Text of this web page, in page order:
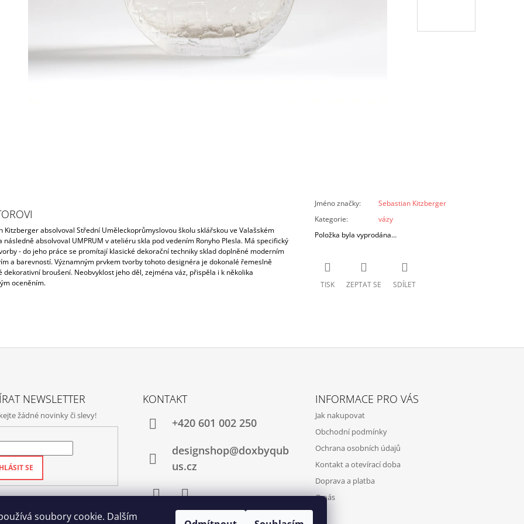
soubory cookie. Dalším
Kitzberger absolvoval Střední Uměleckoprůmyslovou školu sklářskou ve Valašském
následně absolvoval UMPRUM v ateliéru skla pod vedením Ronyho Plesla. Má specifický
- do jeho práce se promítají klasické dekorační techniky sklad doplněné moderním
a barevností. Významným prvkem tvorby tohoto designéra je dokonalé řemeslně
dekorativní broušení. Neobvyklost jeho děl, zejména váz, přispěla i k několika
oceněním.
Jméno značky:
Sebastian Kitzberger
Kategorie:
vázy
Položka byla vyprodána…
TISK ZEPTAT SE SDÍLET
NEWSLETTER
žádné novinky či slevy!
SE
KONTAKT
+420‭ 601 002 250
designshop@doxbyqub
us.cz
FacebookInstagram
INFORMACE PRO VÁS
Jak nakupovat
Obchodní podmínky
Ochrana osobních údajů
Kontakt a otevírací doba
Doprava a platba
O nás